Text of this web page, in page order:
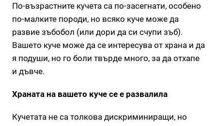
По-възрастните кучета са по-засегнати, особено
по-малките породи, но всяко куче може да
развие зъбобол (или дори да си счупи зъб).
Вашето куче може да се интересува от храна и да
я подуши, но го боли твърде много, за да отхапе
и дъвче.
Храната на вашето куче се е развалила
Кучетата не са толкова дискриминиращи, но